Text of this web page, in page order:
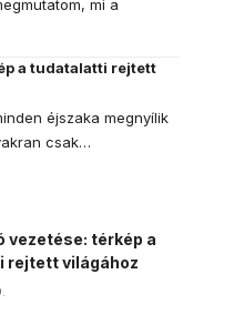
mi a
a tudatalatti rejtett
éjszaka megnyílik
csak…
vezetése: térkép a
rejtett világához